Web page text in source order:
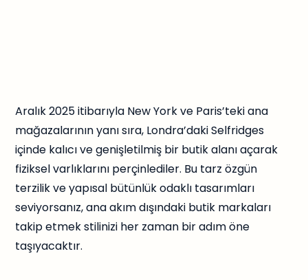
Aralık 2025 itibarıyla New York ve Paris’teki ana
mağazalarının yanı sıra, Londra’daki Selfridges
içinde kalıcı ve genişletilmiş bir butik alanı açarak
fiziksel varlıklarını perçinlediler. Bu tarz özgün
terzilik ve yapısal bütünlük odaklı tasarımları
seviyorsanız, ana akım dışındaki butik markaları
takip etmek stilinizi her zaman bir adım öne
taşıyacaktır.